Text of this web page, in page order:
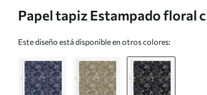
Papel tapiz Estampado floral
Este diseño está disponible en otros colores: